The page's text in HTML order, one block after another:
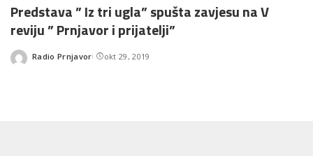
Predstava ” Iz tri ugla” spušta zavjesu na V
reviju ” Prnjavor i prijatelji”
Posted
Radio Prnjavor okt 29, 2019